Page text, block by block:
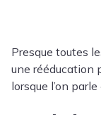
Presque toutes
une rééducation
lorsque l’on parle